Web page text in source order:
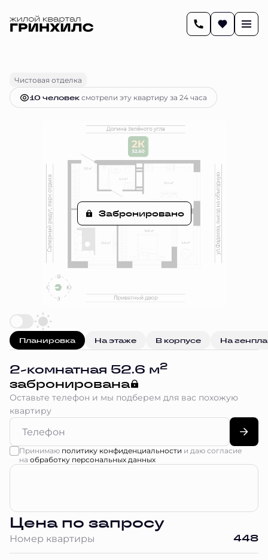
Чистовая отделка
10 человексмотрели эту квартиру за 24 часа
Забронировано
Планировка На этаже В корпусе На
2-комнатная 52.6 м2
забронирована
Оставьте телефон и мы подберем для вас похожую
квартиру
Принимаю политику конфиденциальности и даю согласие
на обработку персональных данных
Цена по запросу
Номер квартиры 448